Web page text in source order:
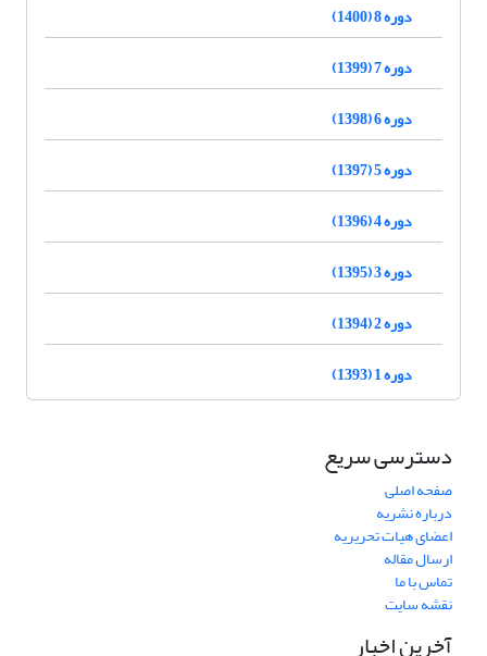
دوره 8 (1400)
دوره 7 (1399)
دوره 6 (1398)
دوره 5 (1397)
دوره 4 (1396)
دوره 3 (1395)
دوره 2 (1394)
دوره 1 (1393)
دسترسی سریع
صفحه اصلی
درباره نشریه
اعضای هیات تحریریه
ارسال مقاله
تماس با ما
نقشه سایت
آخرین اخبار